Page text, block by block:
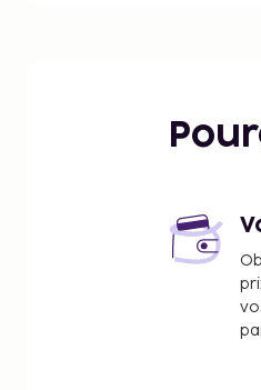
L'aéroport
le plus proche est